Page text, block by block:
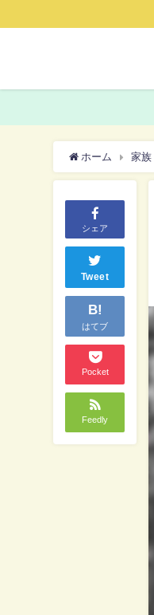
ホーム 家族
シェア
Tweet
B!
はてブ
Pocket
Feedly